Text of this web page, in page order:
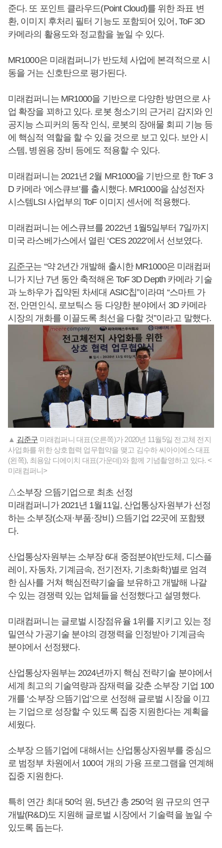
준다. 또 포인트 클라우드(Point Cloud)를 위한 좌표 변
환, 이미지 후처리 필터 기능도 포함되어 있어, ToF 3D
카메라의 활용도와 정교함을 높일 수 있다.
MR1000은 미래컴퍼니가 반도체 사업에 본격적으로 시
동을 거는 신호탄으로 평가된다.
미래컴퍼니는 MR1000을 기반으로 다양한 방면으로 사
업 확장을 꾀하고 있다. 로봇 청소기의 근거리 감지와 인
공지능 스피커의 동작 인식, 로봇의 장애물 회피 기능 등
에 핵심적 역할을 할 수 있을 것으로 보고 있다. 보안 시
스템, 병원용 장비 등에도 적용할 수 있다.
미래컴퍼니는 2021년 2월 MR1000을 기반으로 한 ToF 3
D 카메라 ‘에스큐브’를 출시했다. MR1000을 삼성전자
시스템LSI 사업부의 ToF 이미지 센서에 적용했다.
미래컴퍼니는 에스큐브를 2022년 1월5일부터 7일까지
미국 라스베가스에서 열린 ‘CES 2022’에서 선보였다.
김준구는 “약 2년간 개발해 출시한 MR1000은 미래컴퍼
니가 지난 7년 동안 축적해온 ToF 3D Depth 카메라 기술
과 노하우가 집약된 차세대 ASIC칩”이라며 “스마트 가
전, 안면인식, 로보틱스 등 다양한 분야에서 3D 카메라
시장의 개화를 이끌도록 최선을 다할 것”이라고 말했다.
▲ 김준구 미래컴퍼니 대표(오른쪽)가 2020년 11월5일 전고체 전지
사업화를 위한 상호협력 업무협약을 맺고 김수하 씨아이에스 대표
(왼쪽), 최용암 디에이치 대표(가운데)와 함께 기념촬영하고 있다. <
미래컴퍼니>
△소부장 으뜸기업으로 최초 선정
미래컴퍼니가 2021년 1월11일, 산업통상자원부가 선정
하는 소부장(소재·부품·장비) 으뜸기업 22곳에 포함됐
다.
산업통상자원부는 소부장 6대 중점분야(반도체, 디스플
레이, 자동차, 기계금속, 전기전자, 기초화학)별로 엄격
한 심사를 거쳐 핵심전략기술을 보유하고 개발해 나갈
수 있는 경쟁력 있는 업체들을 선정했다고 설명했다.
미래컴퍼니는 글로벌 시장점유율 1위를 지키고 있는 정
밀연삭 가공기술 분야의 경쟁력을 인정받아 기계금속
분야에서 선정됐다.
산업통상자원부는 2024년까지 핵심 전략기술 분야에서
세계 최고의 기술역량과 잠재력을 갖춘 소부장 기업 100
개를 ‘소부장 으뜸기업’으로 선정해 글로벌 시장을 이끄
는 기업으로 성장할 수 있도록 집중 지원한다는 계획을
세웠다.
소부장 으뜸기업에 대해서는 산업통상자원부를 중심으
로 범정부 차원에서 100여 개의 가용 프로그램을 연계해
집중 지원한다.
특히 연간 최대 50억 원, 5년간 총 250억 원 규모의 연구
개발(R&D)도 지원해 글로벌 시장에서 기술력을 높일 수
있도록 돕는다.